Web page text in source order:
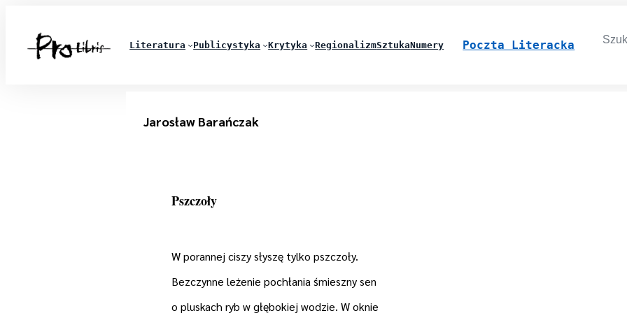
Literatura Publicystyka Krytyka RegionalizmSztukaNumery Poczta Literacka
for:
Jarosław Barańczak
Pszczoły
W porannej ciszy słyszę tylko pszczoły.
Bezczynne leżenie pochłania śmieszny sen
o pluskach ryb w głębokiej wodzie. W oknie